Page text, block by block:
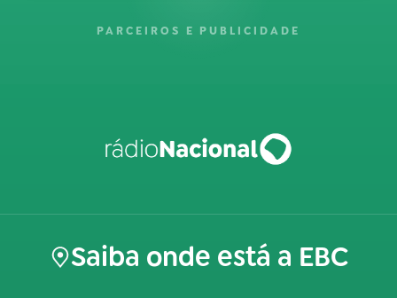
PARCEIROS E PUBLICIDADE
Saiba onde está a EBC